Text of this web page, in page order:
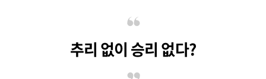
추리 없이 승리 없다?